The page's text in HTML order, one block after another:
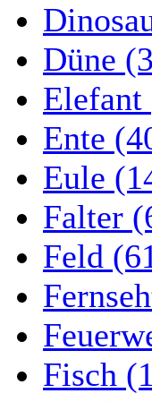
Düne
Elefant
Ente
Eule
Falter
Feld
Fisch